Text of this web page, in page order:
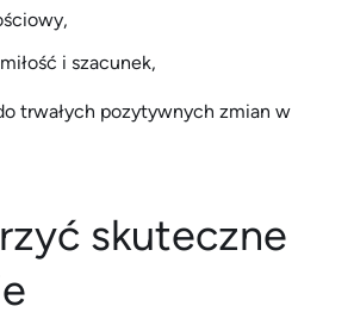
i szacunek,
trwałych pozytywnych zmian w
skuteczne